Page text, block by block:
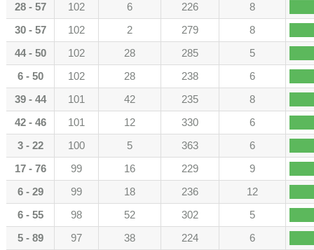
28 - 57
102 6 226
8
30 - 57
102 2 279
8
44 - 50
102 28 285
5
6 - 50
102 28 238
6
39 - 44
101 42 235
8
42 - 46
101 12 330
6
3 - 22
100 5 363
6
17 - 76
99 16 229
9
6 - 29
99 18 236
12
6 - 55
98 52 302
5
5 - 89
97 38 224
6